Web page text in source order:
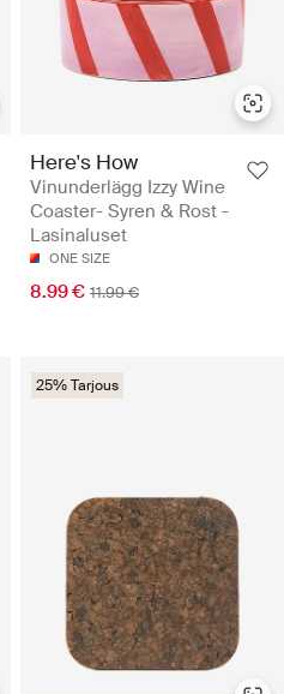
Here's How
Vinunderlägg Izzy Wine
Coaster- Syren & Rost -
Lasinaluset
ONE SIZE
8.99 € 11.99 €
25% Tarjous